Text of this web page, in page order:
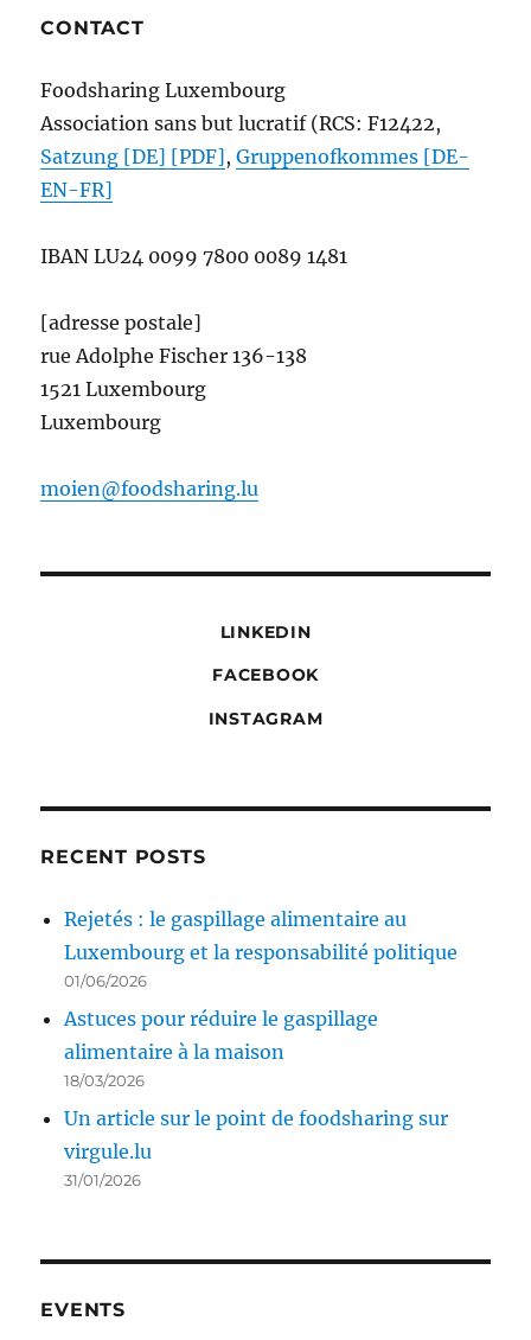
CONTACT
Foodsharing Luxembourg
Association sans but lucratif (RCS: F12422,
Satzung [DE] [PDF],Gruppenofkommes [DE-
EN-FR]
IBANLU24 0099 7800 0089 1481
[adresse postale]
rue Adolphe Fischer 136-138
1521 Luxembourg
Luxembourg
moien@foodsharing.lu
LINKEDIN
FACEBOOK
INSTAGRAM
RECENT POSTS
Rejetés : le gaspillage alimentaire au
Luxembourg et la responsabilité politique
01/06/2026
Astuces pour réduire le gaspillage
alimentaire à la maison
18/03/2026
Un article sur le point de foodsharing sur
virgule.lu
31/01/2026
EVENTS